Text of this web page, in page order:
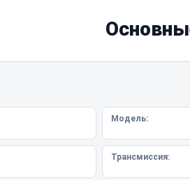
Модель:
Трансмиссия: